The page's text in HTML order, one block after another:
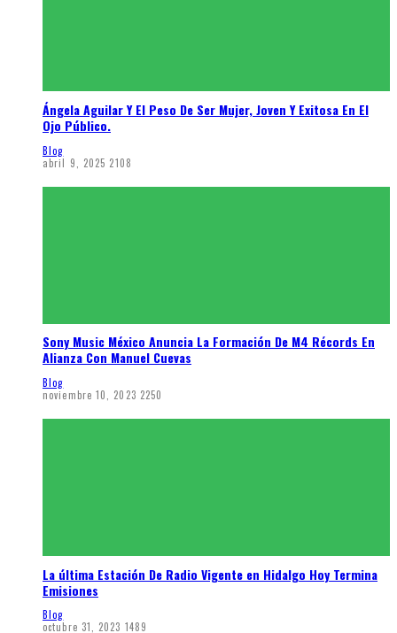
Ángela Aguilar Y El Peso De Ser Mujer, Joven Y Exitosa En El
Ojo Público.
Blog
abril 9, 2025 2108
Sony Music México Anuncia La Formación De M4 Récords En
Alianza Con Manuel Cuevas
Blog
noviembre 10, 2023 2250
La última Estación De Radio Vigente en Hidalgo Hoy Termina
Emisiones
Blog
octubre 31, 2023 1489